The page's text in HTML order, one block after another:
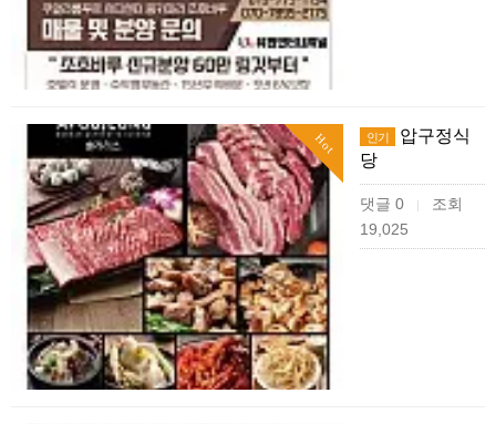
Hot 인기
압구정식
당
댓글 0 |
조회
19,025